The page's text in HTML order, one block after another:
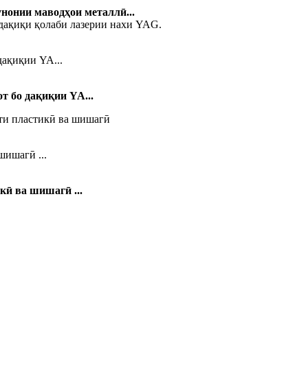
маводҳои металлӣ...
YA...
бо дақиқии YA...
...
ва шишагӣ ...